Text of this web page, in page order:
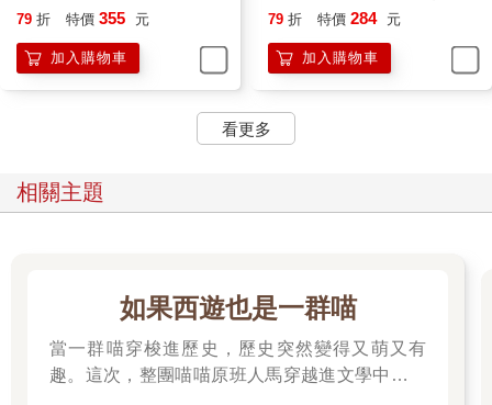
79 折 特價 355 元
加入購物車
79 折 特價 284 元
加入購物車
看更多
相關主題
如果西遊也是一群喵
當一群喵穿梭進歷史，歷史突然變得又萌又有
趣。這次，整團喵喵原班人馬穿越進文學中，開